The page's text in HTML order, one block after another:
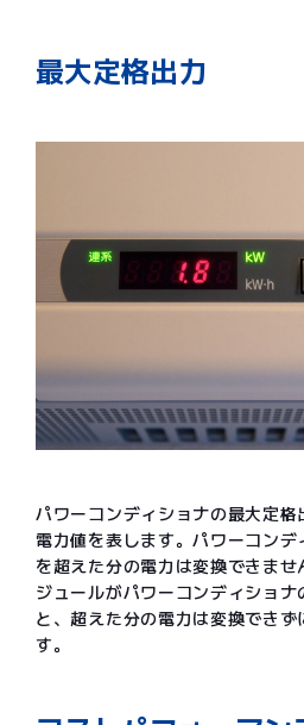
最大定格出力
パワーコンディショナの最大定
電力値を表します。パワーコン
を超えた分の電力は変換できま
ジュールがパワーコンディショ
と、超えた分の電力は変換でき
す。